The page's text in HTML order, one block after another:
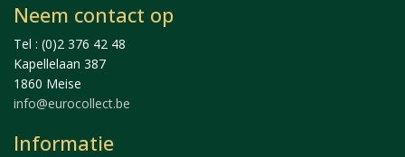
Neem contact op
Tel : (0)2 376 42 48
Kapellelaan 387
1860 Meise
info@eurocollect.be
Informatie